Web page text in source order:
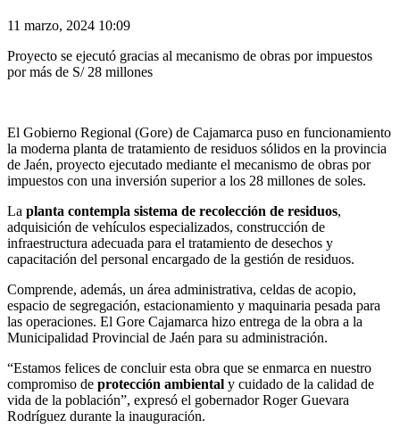
11 marzo, 2024 10:09
Proyecto se ejecutó gracias al mecanismo de obras por impuestos
por más de S/ 28 millones
El Gobierno Regional (Gore) de Cajamarca puso en funcionamiento
la moderna planta de tratamiento de residuos sólidos en la provincia
de Jaén, proyecto ejecutado mediante el mecanismo de obras por
impuestos con una inversión superior a los 28 millones de soles.
La planta contempla sistema de recolección de residuos,
adquisición de vehículos especializados, construcción de
infraestructura adecuada para el tratamiento de desechos y
capacitación del personal encargado de la gestión de residuos.
Comprende, además, un área administrativa, celdas de acopio,
espacio de segregación, estacionamiento y maquinaria pesada para
las operaciones. El Gore Cajamarca hizo entrega de la obra a la
Municipalidad Provincial de Jaén para su administración.
“Estamos felices de concluir esta obra que se enmarca en nuestro
compromiso de protección ambiental y cuidado de la calidad de
vida de la población”, expresó el gobernador Roger Guevara
Rodríguez durante la inauguración.